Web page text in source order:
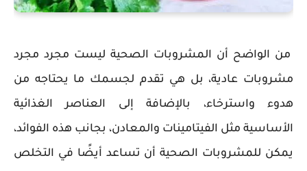
من الواضح أن المشروبات الصحية ليست مجرد مجرد
مشروبات عادية، بل هي تقدم لجسمك ما يحتاجه من
هدوء واسترخاء، بالإضافة إلى العناصر الغذائية
الأساسية مثل الفيتامينات والمعادن، بجانب هذه الفوائد،
يمكن للمشروبات الصحية أن تساعد أيضًا في التخلص